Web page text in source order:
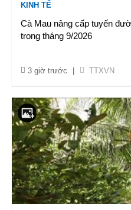
KINH TẾ
Cà Mau nâng cấp tuyến
trong tháng 9/2026
3 giờ trước TTXVN